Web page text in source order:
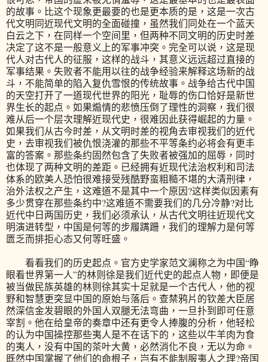
的故事。比这个现象更最要的也是更本质的是，这是一次古
代文明同近现代文明的全面碰撞，虽然我们同处在一个蓝天
白云之下，在同样一个空间里，但两种不同文明的历史时差
决定了这不是一般意义上的军事冲突。完全可以说，这是现
代人对古代人的征服，这样的战斗，其意义远远超过直接的
军事结果。失败者不能用以往的战争经验来解释这场新的战
斗，不能简单的陷入复仇雪恨的传统故事。战争给古代中国
的天空打开了一道现代世界的阳光，耻辱的伤口恰好是新世
界生长的起点。如果煽情的悲愤压倒了理性的洞察，我们很
难从后一个层次理解近现代史，很难因此获得崛起的力量。
如果我们从古今时差，从文明时差的视角去审视我们的近代
史，去审视我们被仇恨浇灌的那些不平等条约必将会有更丰
富的答案。那些条约固然包含了失败者被强加的屈辱，同时
也体现了两种文明的差距。已经拥有近现代法治权利和司法
体系的欧美人恐怕很难接受残酷野蛮粗糙不堪的大清刑律，
治外法权之产生，这难道不是其中一个原因?这样类似因素有
多少贯穿在那些条约中?这难道不需要我们的几分冷静?对比
近代中日两国历史，我们必须承认，从古代文明往近现代文
明演进转型，中国是何等的步履蹒跚，我们的理解力是何等
匮乏而排拒心态又何等旺盛。
看看我们的历史起点。官方史学家范文澜称之为中国“睁
眼看世界第一人”的林则徐是我们近代史的起点人物，即便是
被当做民族英雄的林则徐其实十足就是一个古代人，他的视
野和智慧更突显中国的原始与落后。查禁鸦片的钦差大臣居
然深信金发碧眼的外国人双腿无法弯曲，一旦扑到即可任意
宰割。他在给皇帝的奏章中还有更令人捧腹的分析，他轻松
的认为中国操控那些夷人是不在话下的，这些以牛羊肉为食
的夷人，没有中国的茶叶大黄，必然消化不良，无以为命。
既然中国掌握了他们的命根子，岂有不能制服夷人之理?帝国